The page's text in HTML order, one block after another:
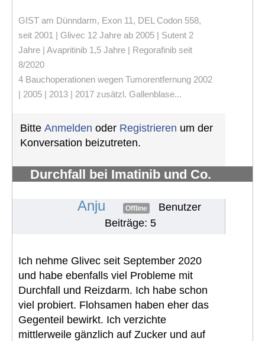
GIST am Dünndarm, Exon 11, DEL Codon 558,
seit 2001 | Glivec 12 Jahre ab 2005 | Sutent 2
Jahre | Avapritinib 1,5 Jahre | Regorafinib seit
8/2020
4 Bauchoperationen wegen Tumorentfernung 2002
| 2005 | 2013 | 2017 zusätzl. Gallenblase...
Bitte Anmelden oder Registrieren um der
Konversation beizutreten.
Durchfall bei Imatinib und Co.
Anju Offline
Benutzer
Beiträge: 5
Ich nehme Glivec seit September 2020
und habe ebenfalls viel Probleme mit
Durchfall und Reizdarm. Ich habe schon
viel probiert. Flohsamen haben eher das
Gegenteil bewirkt. Ich verzichte
mittlerweile gänzlich auf Zucker und auf